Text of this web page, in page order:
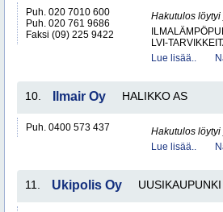
Puh. 020 7010 600
Puh. 020 761 9686
Faksi (09) 225 9422
Hakutulos
LVI-
Lue lisää..
10. Ilmair Oy HALIKKO AS
Puh. 0400 573 437
Hakutulos
Lue lisää..
11. Ukipolis Oy UUSIKAUPUNKI